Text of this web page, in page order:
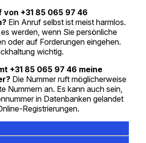
von +31 85 065 97 46
Ein Anruf selbst ist meist harmlos.
werden, wenn Sie persönliche
oder auf Forderungen eingehen.
wichtig.
+31 85 065 97 46 meine
Die Nummer ruft möglicherweise
Nummern an. Es kann auch sein,
in Datenbanken gelandet
Registrierungen.